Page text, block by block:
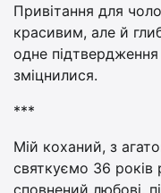
Привітання для
красивим, але й
одне
зміцнилися.
***
Мій коханий, з
святкуємо 36 років
сповнений любові,